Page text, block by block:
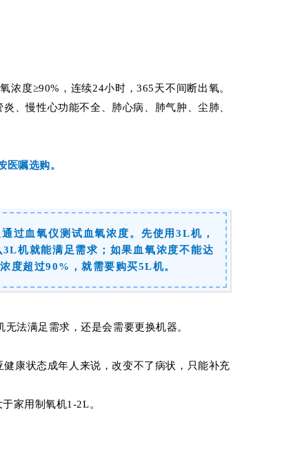
浓度≥90%，连续24小时，365天不间断出氧。
、慢性心功能不全、肺心病、肺气肿、尘肺、
嘱选购。
过血氧仪测试血氧浓度。先使用3L机，
机就能满足需求；如果血氧浓度不能达
度超过90%，就需要购买5L机。
法满足需求，还是会需要更换机器。
康状态成年人来说，改变不了病状，只能补充
家用制氧机1-2L。